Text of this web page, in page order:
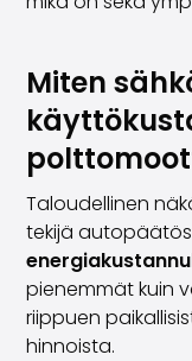
Miten
Taloudellinen
tekijä
pienemmät kuin
riippuen
hinnoista.